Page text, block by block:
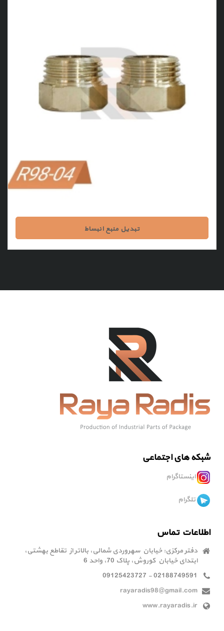
تبدیل منبع انبساط
شبکه های اجتماعی
اینستاگرام
تلگرام
اطلاعات تماس
دفتر مرکزی: خیابان سهروردی شمالی، بالاتر از تقاطع بهشتی،
ابتدای خیابان کوروش، پلاک 70، واحد 6
02188749591 - 09125423727
rayaradis98@gmail.com
www.rayaradis.ir